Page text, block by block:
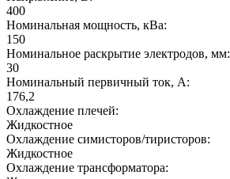
400
Номинальная мощность, кВа:
150
Номинальное раскрытие электродов, мм:
30
Номинальный первичный ток, А:
176,2
Охлаждение плечей:
Жидкостное
Охлаждение симисторов/тиристоров:
Жидкостное
Охлаждение трансформатора: